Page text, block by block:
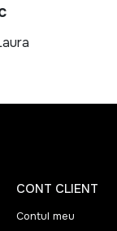
CONT CLIENT
Contul meu